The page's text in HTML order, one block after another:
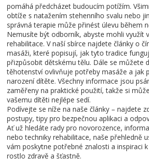
pomáhá předcházet budoucím potížím.
obtíže s natažením stehenního svalu nebo
správná terapie může přinést úlevu během
Nemusíte být odborník, abyste mohli využít
rehabilitace. V naší sbírce najdete články o
masáži, které popisují, jak tyto tradice
přizpůsobit dětskému tělu. Dále se můžete
těhotenství ovlivňuje potřeby masáže a jak
narození dítěte. Všechny informace jsou
zaměřeny na praktické použití, takže si
vašemu dítěti nejlépe sedí.
Podívejte se níže na naše články – najdete
postupy, tipy pro bezpečnou aplikaci a
Ať už hledáte rady pro novorozence,
nebo techniky rehabilitace, naše přehledně
vám poskytne potřebné znalosti a inspiraci
rostlo zdravě a šťastně.